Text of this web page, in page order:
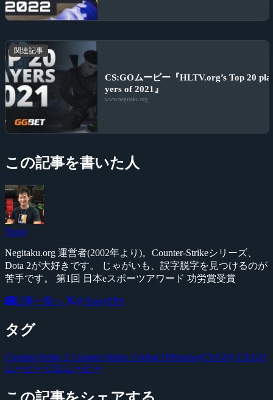
関連記事
CS:GOムービー『HLTV.org’s Top 20 pla
yers of 2021』
www.negitaku.org
この記事を書いた人
Yossy
Negitaku.org 運営者(2002年より)。Counter-Strikeシリーズ、
Dota 2が大好きです。 じゃがいも、誤字脱字を見つけるのが
苦手です。 第1回 日本eスポーツアワード 功労賞受賞
記事一覧へ @YossyFPS
タグ
Counter-Strike 2 Counter-Strike: Global Offensive(CS:GO) CS:GO
ムービー CS2ムービー